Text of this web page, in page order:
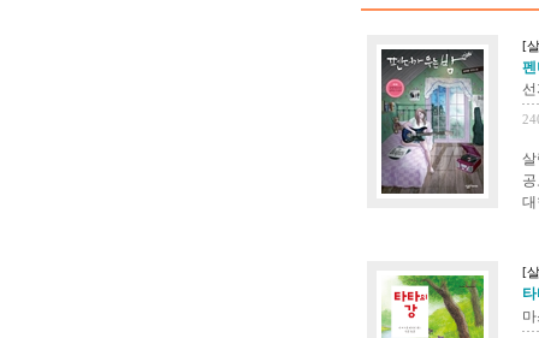
[
펜
선
살
대
[